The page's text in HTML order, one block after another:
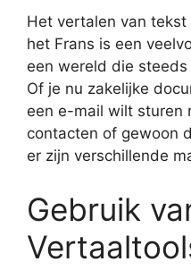
Het vertalen van
het Frans is een
een wereld die
Of je nu zakelijke
een e-mail wilt sturen
contacten of gewoon
er zijn verschillende
Gebruik